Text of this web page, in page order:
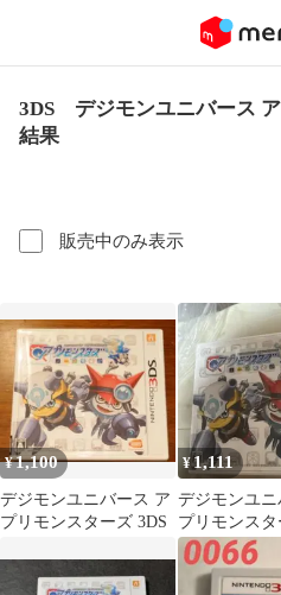
3DS デジモンユニバース
結果
販売中のみ表示
¥1,100
デジモンユニバース ア
プリモンスターズ 3DS
¥1,111
デジモンユニ
プリモンスタ